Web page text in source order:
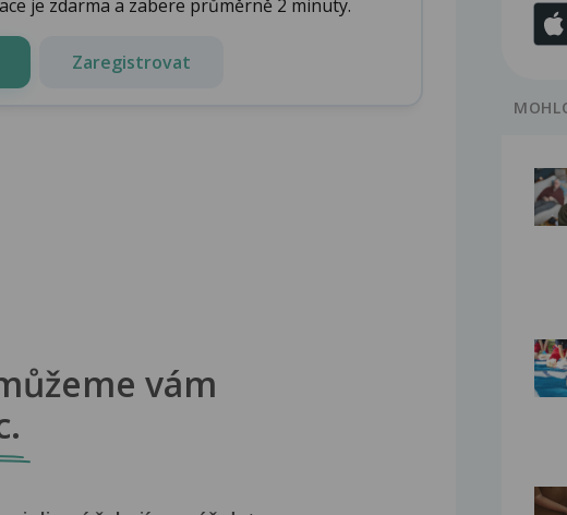
je zdarma a zabere průměrně 2 minuty.
Zaregistrovat
vám